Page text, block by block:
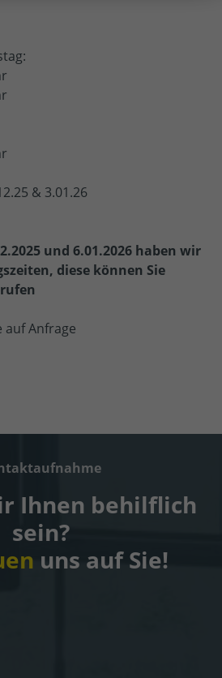
& 3.01.26
und 6.01.2026 haben wir
diese können Sie
auf Anfrage
Ihnen behilflich
sein?
uns auf Sie!